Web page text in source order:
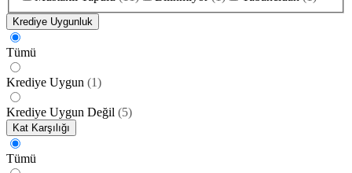
Krediye Uygunluk
Tümü
Krediye Uygun (1)
Krediye Uygun Değil (5)
Kat Karşılığı
Tümü